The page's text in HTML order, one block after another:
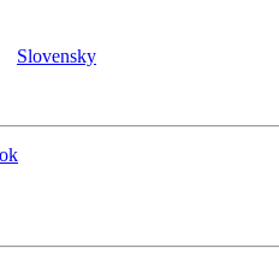
Slovensky